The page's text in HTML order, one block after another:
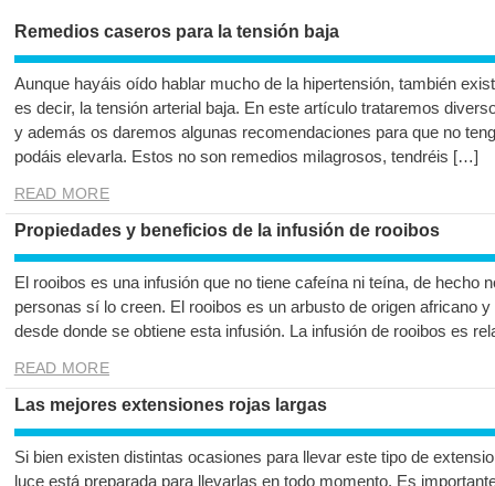
Remedios caseros para la tensión baja
Aunque hayáis oído hablar mucho de la hipertensión, también
es decir, la tensión arterial baja. En este artículo trataremos
y además os daremos algunas recomendaciones para que no
podáis elevarla. Estos no son remedios milagrosos, tendréis […]
READ MORE
Propiedades y beneficios de la infusión de rooibos
El rooibos es una infusión que no tiene cafeína ni teína, de hecho
personas sí lo creen. El rooibos es un arbusto de origen africano
desde donde se obtiene esta infusión. La infusión de rooibos es
READ MORE
Las mejores extensiones rojas largas
Si bien existen distintas ocasiones para llevar este tipo de
luce está preparada para llevarlas en todo momento. Es